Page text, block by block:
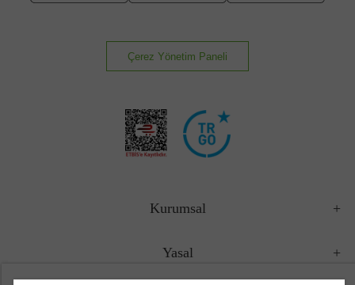
Çerez Yönetim Paneli
Kurumsal
Yasal